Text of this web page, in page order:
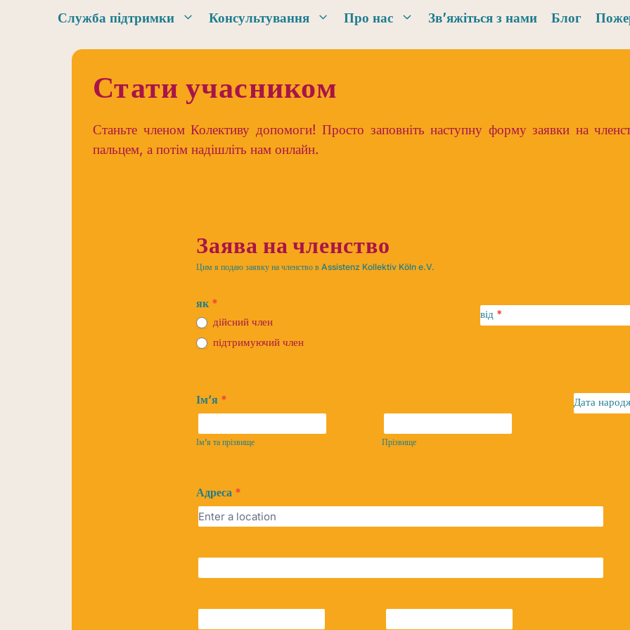
Служба підтримки Консультування Про нас Зв’яжіться з нами Блог
Стати учасником
Станьте членом Колективу допомоги! Просто заповніть наступну форму заявки на
пальцем, а потім надішліть нам онлайн.
Заява на членство
Цим я подаю заявку на членство в Assistenz Kollektiv Köln e.V.
як *
дійсний член
підтримуючий член
від *
Ім’я *
Ім'я
та
Ім’я та прізвище
Прізвище
Прізвище
Дата
Адреса *
Адреса
Адреса
Поштовий
Місто